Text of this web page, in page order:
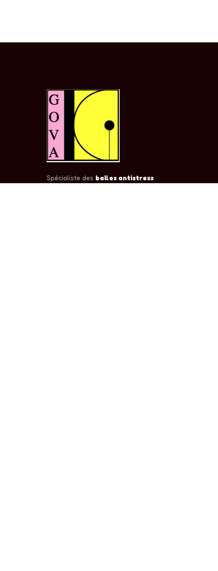
Spécialiste des balles antistress